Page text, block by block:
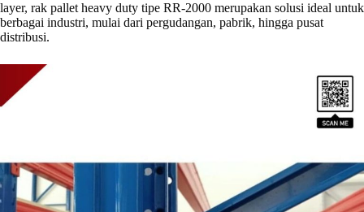
layer, rak pallet heavy duty tipe RR-2000 merupakan solusi ideal untuk
berbagai industri, mulai dari pergudangan, pabrik, hingga pusat
distribusi.